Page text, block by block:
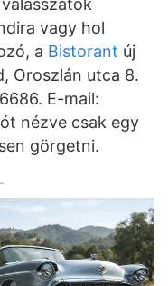
vagy hol
a Bistorant új
Oroszlán utca 8.
E-mail:
nézve csak egy
görgetni.